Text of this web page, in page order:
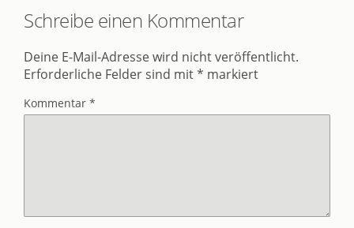
Schreibe einen Kommentar
Deine E-Mail-Adresse wird nicht veröffentlicht.
Erforderliche Felder sind mit* markiert
Kommentar *